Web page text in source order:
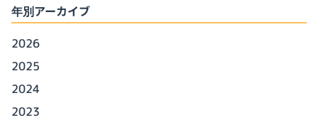
年別アーカイブ
2026
2025
2024
2023